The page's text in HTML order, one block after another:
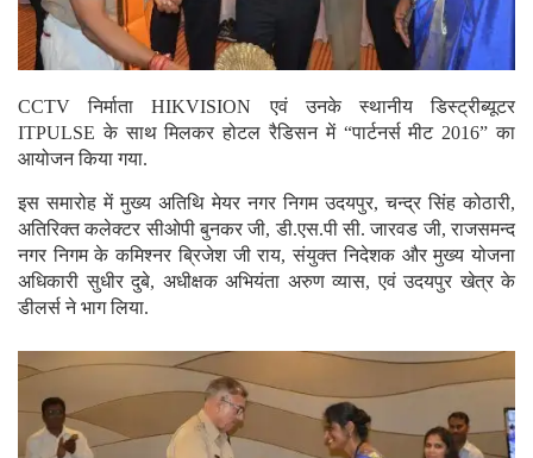
CCTV निर्माता HIKVISION एवं उनके स्थानीय डिस्ट्रीब्यूटर
ITPULSE के साथ मिलकर होटल रैडिसन में “पार्टनर्स मीट 2016” का
आयोजन किया गया.
इस समारोह में मुख्य अतिथि मेयर नगर निगम उदयपुर, चन्द्र सिंह कोठारी,
अतिरिक्त कलेक्टर सीओपी बुनकर जी, डी.एस.पी सी. जारवड जी, राजसमन्द
नगर निगम के कमिश्नर ब्रिजेश जी राय, संयुक्त निदेशक और मुख्य योजना
अधिकारी सुधीर दुबे, अधीक्षक अभियंता अरुण व्यास, एवं उदयपुर खेत्र के
डीलर्स ने भाग लिया.